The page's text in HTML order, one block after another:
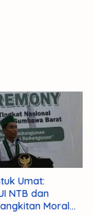
Umat:
NTB dan
Moral